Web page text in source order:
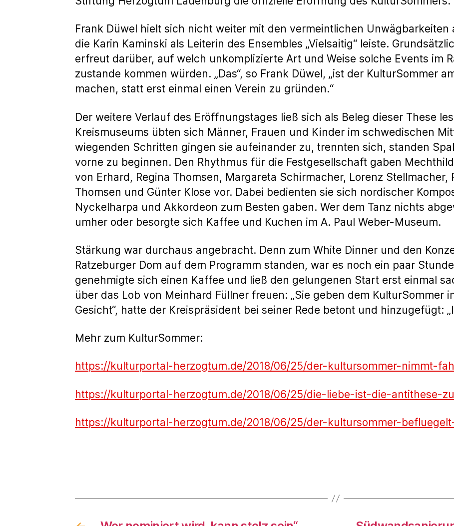
Frank Düwel hielt sich nicht weiter mit den vermeintlichen Unwägbarkeiten
die Karin Kaminski als Leiterin des Ensembles „Vielsaitig“ leiste.
erfreut darüber, auf welch unkomplizierte Art und Weise solche Events im
zustande kommen würden. „Das“, so Frank Düwel, „ist der KulturSommer
machen, statt erst einmal einen Verein zu gründen.“
Der weitere Verlauf des Eröffnungstages ließ sich als Beleg dieser These
Kreismuseums übten sich Männer, Frauen und Kinder im schwedischen
wiegenden Schritten gingen sie aufeinander zu, trennten sich, standen
vorne zu beginnen. Den Rhythmus für die Festgesellschaft gaben
von Erhard, Regina Thomsen, Margareta Schirmacher, Lorenz Stellmacher,
Thomsen und Günter Klose vor. Dabei bedienten sie sich nordischer
Nyckelharpa und Akkordeon zum Besten gaben. Wer dem Tanz nichts
umher oder besorgte sich Kaffee und Kuchen im A. Paul Weber-Museum.
Stärkung war durchaus angebracht. Denn zum White Dinner und den
Ratzeburger Dom auf dem Programm standen, war es noch ein paar
genehmigte sich einen Kaffee und ließ den gelungenen Start erst einmal
über das Lob von Meinhard Füllner freuen: „Sie geben dem KulturSommer
Gesicht“, hatte der Kreispräsident bei seiner Rede betont und hinzugefügt:
Mehr zum KulturSommer:
https://kulturportal-herzogtum.de/2018/06/25/der-kultursommer-nimmt-
https://kulturportal-herzogtum.de/2018/06/25/die-liebe-ist-die-antithese-
https://kulturportal-herzogtum.de/2018/06/25/der-kultursommer-